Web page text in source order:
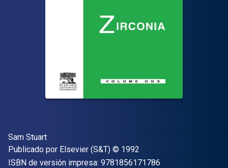
Autor(es)
Sam Stuart
Editor
Publicado por Elsevier (S&T) Copyright
© 1992
ISBN de versión impresa: 9781856171786